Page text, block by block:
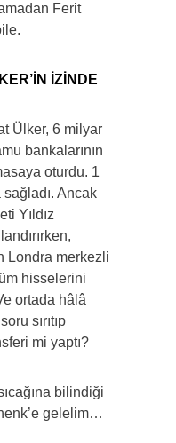
Ferit
İZİNDE
Ülker, 6 milyar
bankalarının
oturdu. 1
Ancak
Yıldız
Londra merkezli
hisselerini
ortada hâlâ
sırıtıp
mi yaptı?
bilindiği
gelelim…